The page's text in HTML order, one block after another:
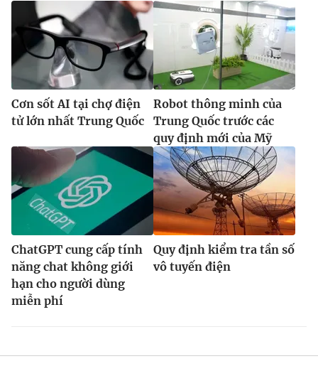
Cơn sốt AI tại chợ điện
tử lớn nhất Trung Quốc
Robot thông minh của
Trung Quốc trước các
quy định mới của Mỹ
ChatGPT cung cấp tính
năng chat không giới
hạn cho người dùng
miễn phí
Quy định kiểm tra tần số
vô tuyến điện